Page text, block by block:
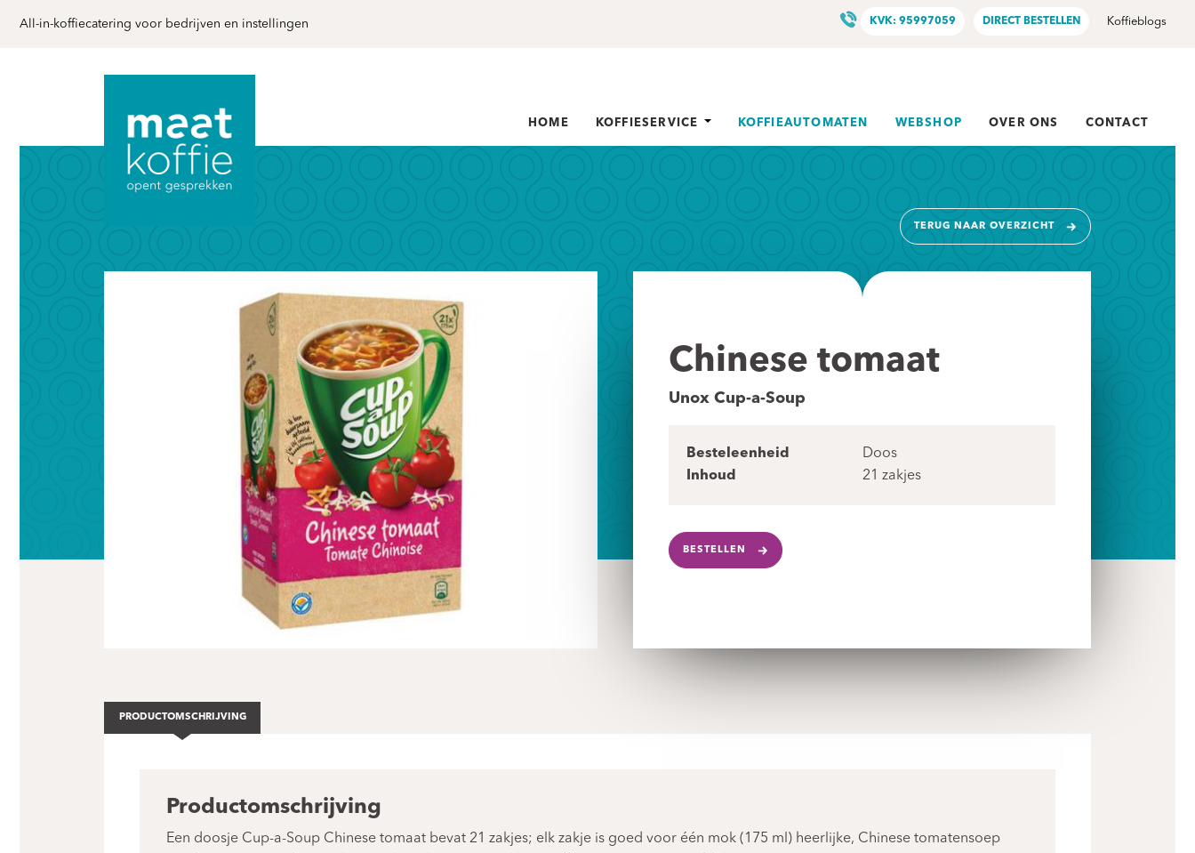
All-in-koffiecatering voor bedrijven en instellingen KVK: 95997059 DIRECT BESTELLEN Koffieblogs
HOME KOFFIESERVICE KOFFIEAUTOMATEN WEBSHOP OVER ONS CONTACT
TERUG NAAR OVERZICHT
Chinese tomaat
Unox Cup-a-Soup
Besteleenheid
Inhoud
Doos
21 zakjes
BESTELLEN
PRODUCTOMSCHRIJVING
Productomschrijving
Een doosje Cup-a-Soup Chinese tomaat bevat 21 zakjes; elk zakje is goed voor één mok (175 ml) heerlijke, Chinese tomatensoep